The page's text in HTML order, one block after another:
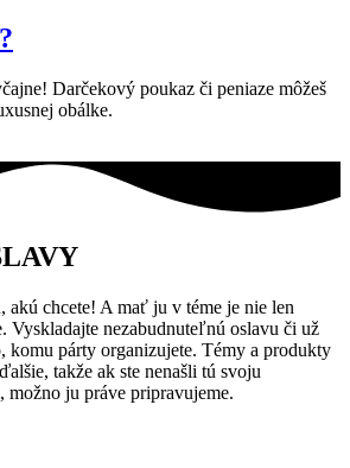
Darčekový poukaz či peniaze môžeš
obálke.
akú chcete! A mať ju v téme je nie len
Vyskladajte nezabudnuteľnú oslavu či už
komu párty organizujete. Témy a produkty
takže ak ste nenašli tú svoju
možno ju práve pripravujeme.